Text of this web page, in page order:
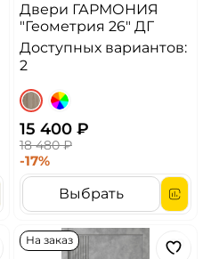
Двери ГАРМОНИЯ
"Геометрия 26" ДГ
Доступных вариантов:
2
15 400 ₽
18 480 ₽
-17%
Выбрать
На заказ